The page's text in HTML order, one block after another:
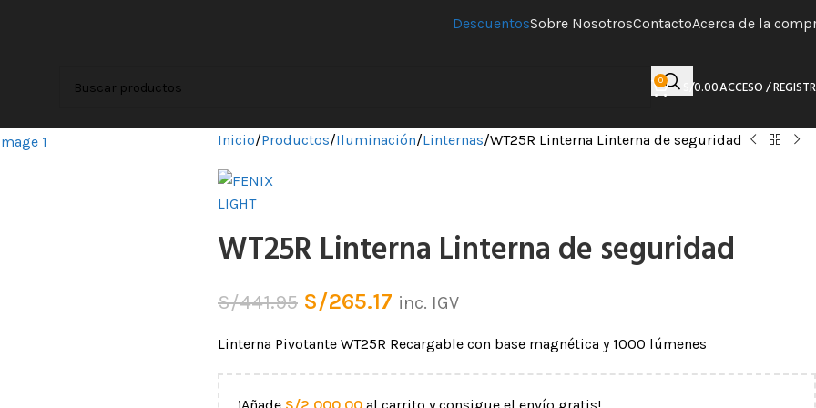
DescuentosSobre NosotrosContactoAcerca de la
0 S/0.00ACCESO /
Inicio Productos Iluminación Linternas WT25R Linterna Linterna de seguridad
WT25R Linterna Linterna de seguridad
S/441.95 S/265.17 inc. IGV
Linterna Pivotante WT25R Recargable con base magnética y 1000 lúmenes